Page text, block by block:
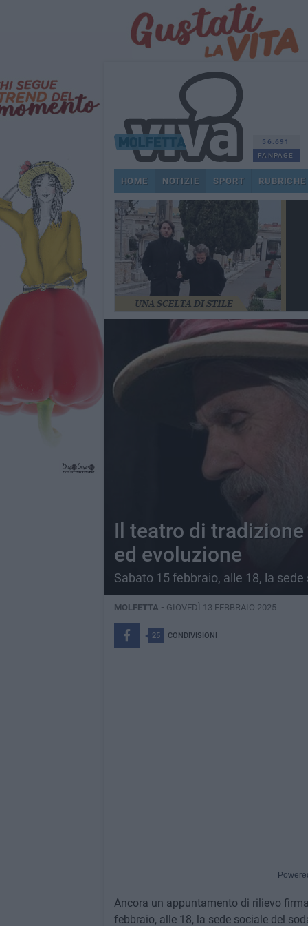
56.691
FANPAGE
HOME NOTIZIE SPORT RUBRICHE
Il teatro di
ed evoluzione
Sabato 15 febbraio, alle 18, la
MOLFETTA - GIOVEDÌ 13 FEBBRAIO 2025
25 CONDIVISIONI
Ancora un appuntamento di rilievo
febbraio, alle 18, la sede sociale del